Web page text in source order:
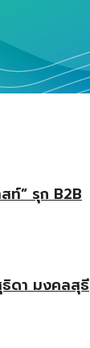
ท์” รุก B2B
ธิดา มงคลสุธี